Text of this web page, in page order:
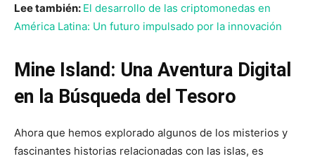
Lee también: El desarrollo de las criptomonedas en
América Latina: Un futuro impulsado por la innovación
Mine Island: Una Aventura Digital
en la Búsqueda del Tesoro
Ahora que hemos explorado algunos de los misterios y
fascinantes historias relacionadas con las islas, es